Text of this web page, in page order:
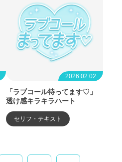
2026.02.02
「ラブコール待ってます♡」
透け感キラキラハート
セリフ・テキスト